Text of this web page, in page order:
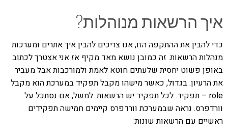
איך הרשאות מנוהלות?
כדי להבין את ההתקפה הזו, אנו צריכים להבין איך אתרים ומערכות
מנהלות הרשאות. זה כמובן נושא מאד מקיף אז אני אצטרך לכתוב
באופן פשוט יחסית שלעתים חוטא לאמת ולמורכבות אבל מעביר
את הרעיון. בגדול, כאשר מישהו מקבל תפקיד במערכת הוא מקבל
role – תפקיד. לכל תפקיד יש הרשאות. למשל, אם נסתכל על
וורדפרס. נראה שבמערכת וורדפרס קיימים חמישה תפקידים
ראשיים עם הרשאות שונות: